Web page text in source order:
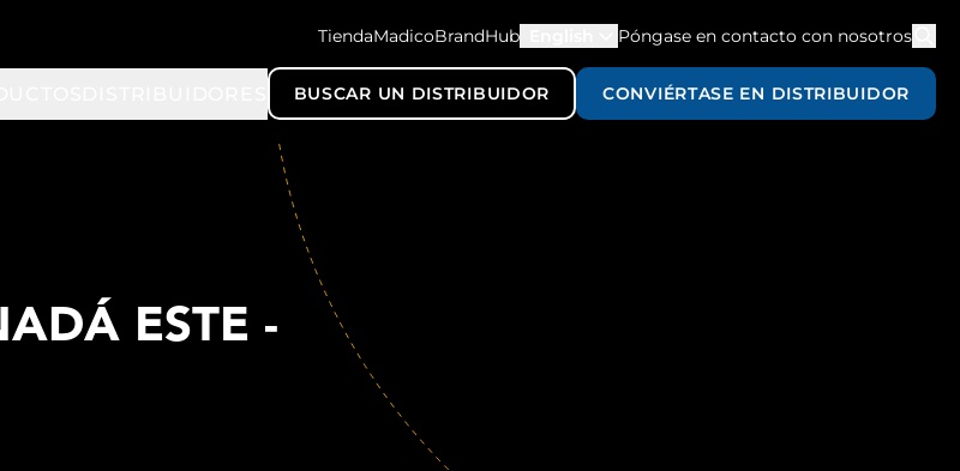
TiendaMadicoBrandHub Póngase en contacto con nosotros
BUSCAR UN DISTRIBUIDOR CONVIÉRTASE EN DISTRIBUIDOR
ESTE -